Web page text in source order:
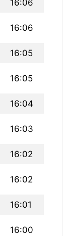
16:06
16:06
16:05
16:05
16:04
16:03
16:02
16:02
16:01
16:00